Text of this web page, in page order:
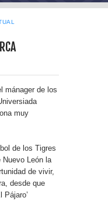
mánager de los
muy
de los Tigres
Nuevo León la
de vivir,
desde que
Pájaro’